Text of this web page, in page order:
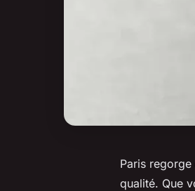
Paris
qualité. Que